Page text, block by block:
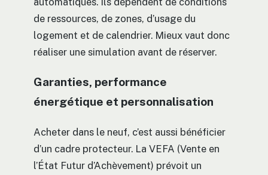
de ressources, de zones, d’usage du
logement et de calendrier. Mieux vaut donc
réaliser une simulation avant de réserver.
Garanties, performance
énergétique et personnalisation
Acheter dans le neuf, c’est aussi bénéficier
d’un cadre protecteur. La VEFA (Vente en
l’État Futur d’Achèvement) prévoit un